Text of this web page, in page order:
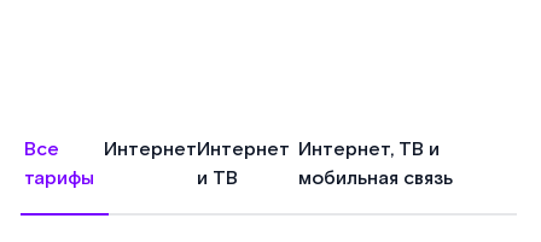
Все
тарифы
ИнтернетИнтернет
и ТВ
Интернет, ТВ и
мобильная связь